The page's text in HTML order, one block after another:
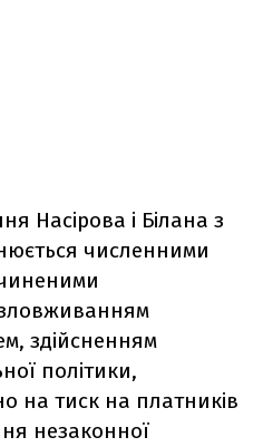
Насірова і Білана з
численними
здійсненням
політики,
на тиск на платників
незаконної